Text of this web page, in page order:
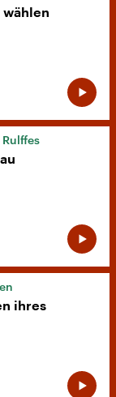
wählen
ihres